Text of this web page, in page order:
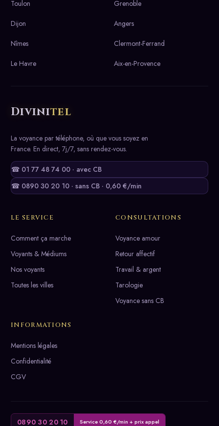
Toulon Grenoble
Dijon Angers
Nîmes Clermont-Ferrand
Le Havre Aix-en-Provence
Divinitel
La voyance par téléphone, où que vous soyez en
France. En direct, 7j/7, sans rendez-vous.
☎ 01 77 48 74 00 · avec CB
☎ 0890 30 20 10 · sans CB · 0,60 €/min
LE SERVICE
Comment ça marche
Voyants & Médiums
Nos voyants
Toutes les villes
CONSULTATIONS
Voyance amour
Retour affectif
Travail & argent
Tarologie
Voyance sans CB
INFORMATIONS
Mentions légales
Confidentialité
CGV
0890 30 20 10 Service 0,60 €/min + prix appel